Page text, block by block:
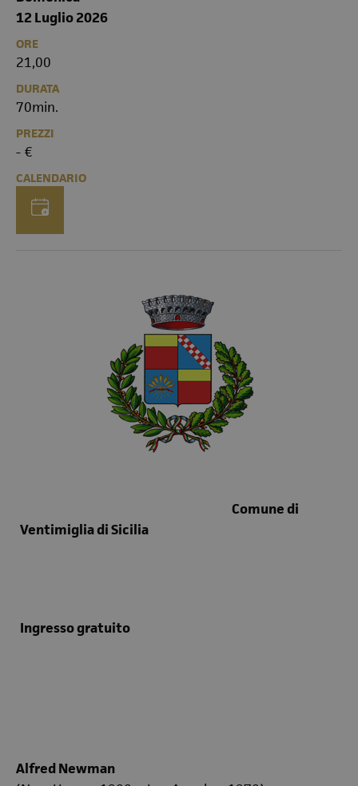
12 Luglio 2026
ORE
21,00
DURATA
70min.
PREZZI
- €
CALENDARIO
Comune di
Ventimiglia di Sicilia
Ingresso gratuito
Alfred Newman